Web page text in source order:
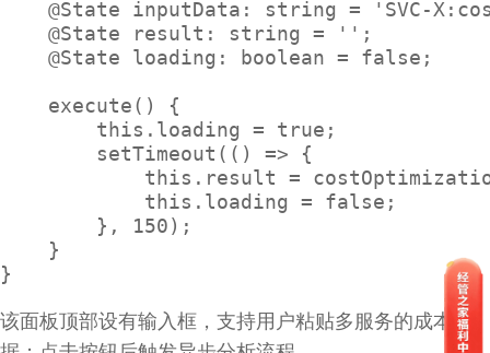
@State inputData: string = 'SVC-
    @State result: string = '';
    @State loading: boolean = false;
    execute() {
        this.loading = true;
        setTimeout(() => {
this.result =
            this.loading = false;
        }, 150);
    }
}
该面板顶部设有输入框，支持用户粘贴多服务的成本数